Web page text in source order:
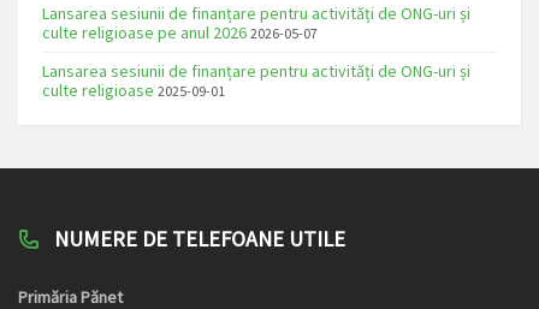
Lansarea sesiunii de finanțare pentru activități de ONG-uri și
culte religioase pe anul 2026 2026-05-07
Lansarea sesiunii de finanțare pentru activități de ONG-uri și
culte religioase 2025-09-01
NUMERE DE TELEFOANE UTILE
Primăria Pănet